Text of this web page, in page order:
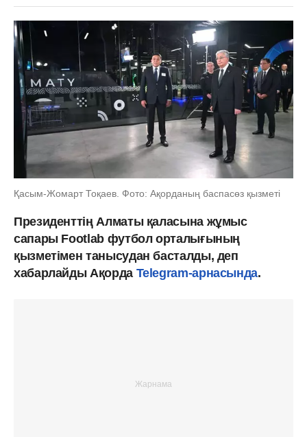
Қасым-Жомарт Тоқаев. Фото: Ақорданың баспасөз қызметі
Президенттің Алматы қаласына жұмыс
сапары Footlab футбол орталығының
қызметімен танысудан басталды, деп
хабарлайды Ақорда Telegram-арнасында.